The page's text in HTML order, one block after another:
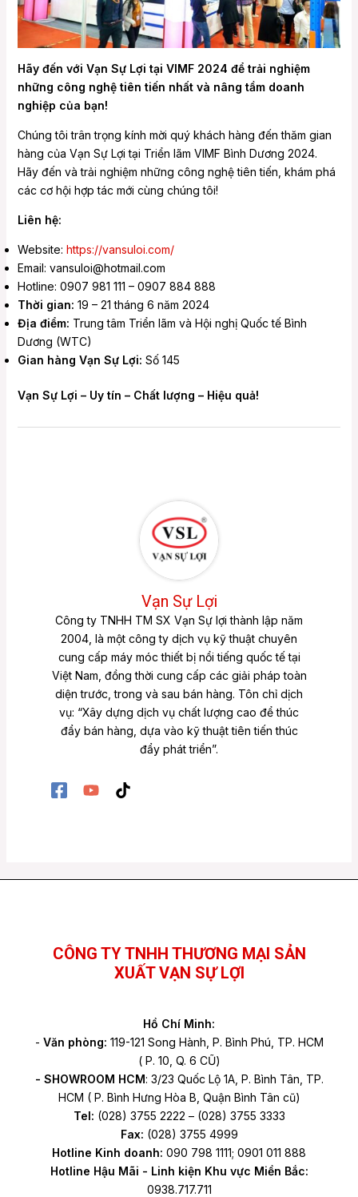
Hãy đến với Vạn Sự Lợi tại VIMF 2024 để trải nghiệm
những công nghệ tiên tiến nhất và nâng tầm doanh
nghiệp của bạn!
Chúng tôi trân trọng kính mời quý khách hàng đến thăm gian
hàng của Vạn Sự Lợi tại Triển lãm VIMF Bình Dương 2024.
Hãy đến và trải nghiệm những công nghệ tiên tiến, khám phá
các cơ hội hợp tác mới cùng chúng tôi!
Liên hệ:
Website: https://vansuloi.com/
Email: vansuloi@hotmail.com
Hotline: 0907 981 111 – 0907 884 888
Thời gian: 19 – 21 tháng 6 năm 2024
Địa điểm: Trung tâm Triển lãm và Hội nghị Quốc tế Bình
Dương (WTC)
Gian hàng Vạn Sự Lợi: Số 145
Vạn Sự Lợi – Uy tín – Chất lượng – Hiệu quả!
Vạn Sự Lợi
Công ty TNHH TM SX Vạn Sự lợi thành lập năm
2004, là một công ty dịch vụ kỹ thuật chuyên
cung cấp máy móc thiết bị nổi tiếng quốc tế tại
Việt Nam, đồng thời cung cấp các giải pháp toàn
diện trước, trong và sau bán hàng. Tôn chỉ dịch
vụ: “Xây dựng dịch vụ chất lượng cao để thúc
đẩy bán hàng, dựa vào kỹ thuật tiên tiến thúc
đẩy phát triển”.
CÔNG TY TNHH THƯƠNG MẠI SẢN
XUẤT VẠN SỰ LỢI
Hồ Chí Minh:
- Văn phòng: 119-121 Song Hành, P. Bình Phú, TP. HCM
( P. 10, Q. 6 CŨ)
- SHOWROOM HCM: 3/23 Quốc Lộ 1A, P. Bình Tân, TP.
HCM ( P. Bình Hưng Hòa B, Quận Bình Tân cũ)
Tel: (028) 3755 2222 – (028) 3755 3333
Fax: (028) 3755 4999
Hotline Kinh doanh: 090 798 1111; 0901 011 888
Hotline Hậu Mãi - Linh kiện Khu vực Miền Bắc:
0938.717.711
Facebook
YouTube
TikTok